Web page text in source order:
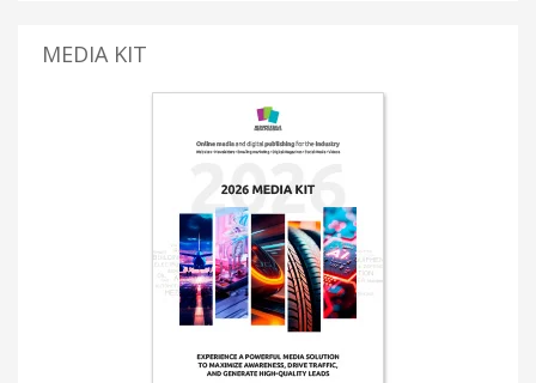
MEDIA KIT